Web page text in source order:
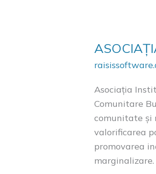
Asociația
Comunitare
comunitate și
valorificarea
promovarea